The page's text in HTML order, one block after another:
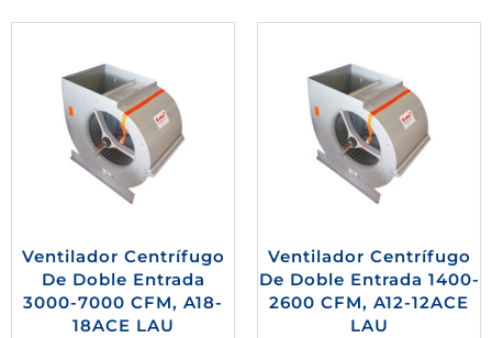
Ventilador Centrífugo
De Doble Entrada
3000-7000 CFM, A18-
18ACE LAU
Ventilador Centrífugo
De Doble Entrada 1400-
2600 CFM, A12-12ACE
LAU